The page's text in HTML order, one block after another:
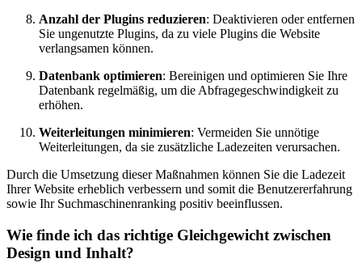
Anzahl der Plugins reduzieren: Deaktivieren oder entfernen
Sie ungenutzte Plugins, da zu viele Plugins die Website
verlangsamen können.
Datenbank optimieren: Bereinigen und optimieren Sie Ihre
Datenbank regelmäßig, um die Abfragegeschwindigkeit zu
erhöhen.
Weiterleitungen minimieren: Vermeiden Sie unnötige
Weiterleitungen, da sie zusätzliche Ladezeiten verursachen.
Durch die Umsetzung dieser Maßnahmen können Sie die Ladezeit
Ihrer Website erheblich verbessern und somit die Benutzererfahrung
sowie Ihr Suchmaschinenranking positiv beeinflussen.
Wie finde ich das richtige Gleichgewicht zwischen
Design und Inhalt?